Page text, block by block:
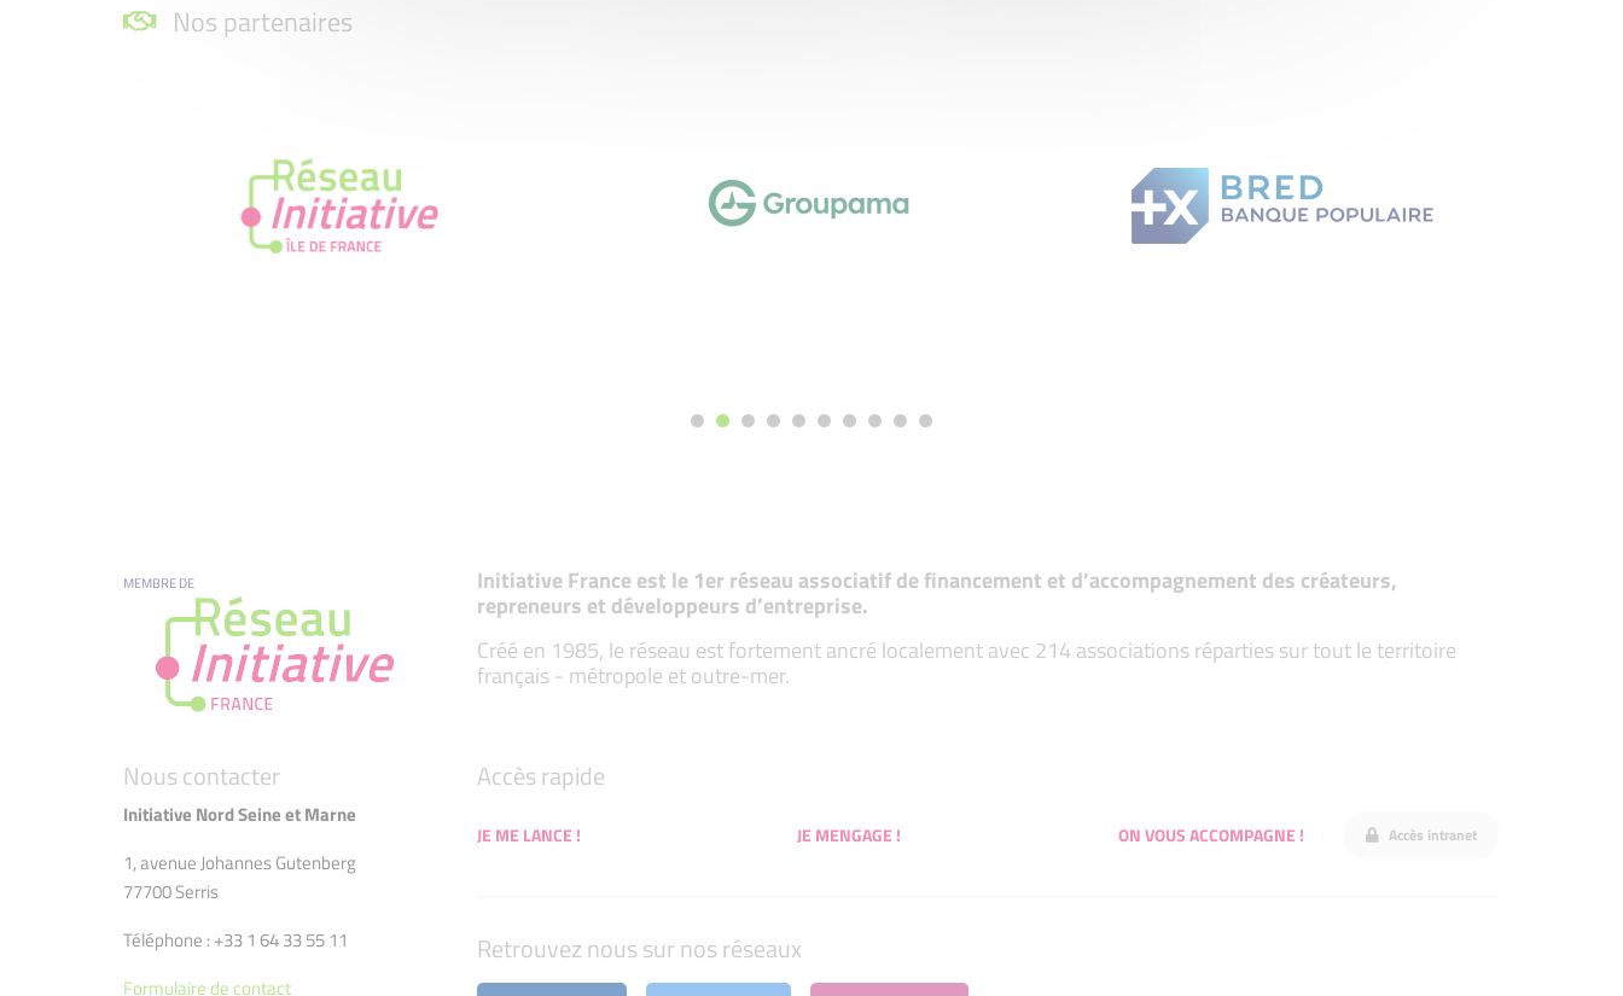
Nos partenaires
MEMBRE DE Initiative France est le 1er réseau associatif de financement et d’accompagnement des créateurs,
repreneurs et développeurs d’entreprise.
Créé en 1985, le réseau est fortement ancré localement avec 214 associations réparties sur tout le territoire
français - métropole et outre-mer.
Nous contacter
Initiative Nord Seine et Marne
1, avenue Johannes Gutenberg
77700 Serris
Téléphone : +33 1 64 33 55 11
Formulaire de contact
Accès rapide
JE ME LANCE ! JE MENGAGE ! ON VOUS ACCOMPAGNE ! Accès intranet
Retrouvez nous sur nos réseaux